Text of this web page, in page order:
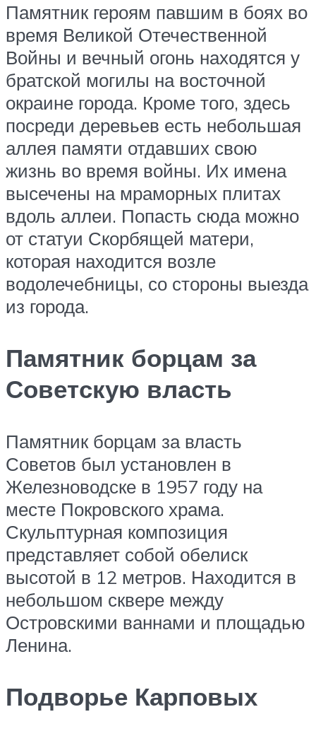
Памятник героям павшим в боях во
время Великой Отечественной
Войны и вечный огонь находятся у
братской могилы на восточной
окраине города. Кроме того, здесь
посреди деревьев есть небольшая
аллея памяти отдавших свою
жизнь во время войны. Их имена
высечены на мраморных плитах
вдоль аллеи. Попасть сюда можно
от статуи Скорбящей матери,
которая находится возле
водолечебницы, со стороны выезда
из города.
Памятник борцам за
Советскую власть
Памятник борцам за власть
Советов был установлен в
Железноводске в 1957 году на
месте Покровского храма.
Скульптурная композиция
представляет собой обелиск
высотой в 12 метров. Находится в
небольшом сквере между
Островскими ваннами и площадью
Ленина.
Подворье Карповых